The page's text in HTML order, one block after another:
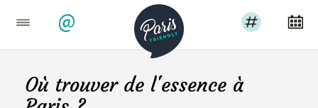
@
Où trouver de l'essence à